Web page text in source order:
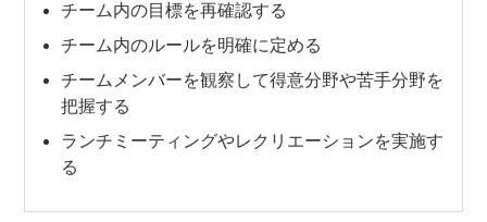
チーム内の目標を再確認する
チーム内のルールを明確に定める
チームメンバーを観察して得意分野や苦手分野を
把握する
ランチミーティングやレクリエーションを実施す
る